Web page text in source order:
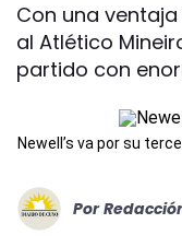
Con una
al Atlético
partido con
Newell’s va por su
Por